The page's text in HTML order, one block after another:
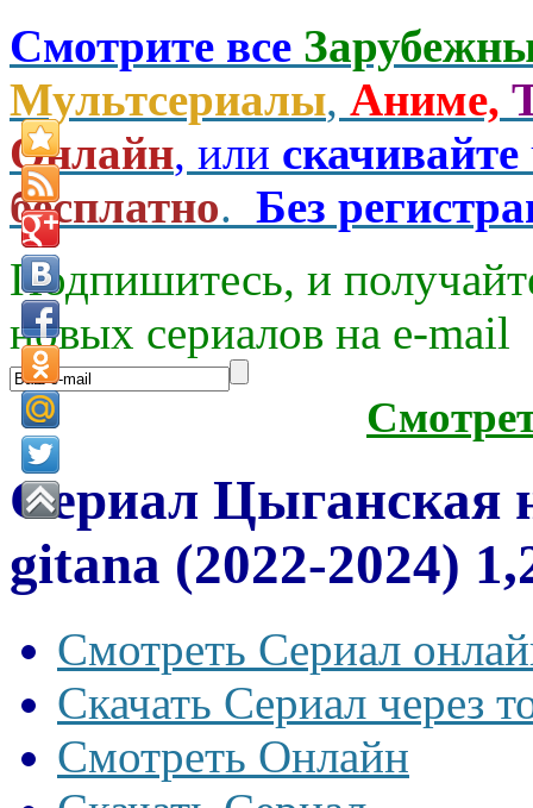
Смотрите все
Мультсериалы, Аниме,
Онлайн, или скачивайте
бесплатно. Без
Подпишитесь, и
новых сериалов на e-mаil
Сериал Цыганская
gitana (2022-2024)
Смотреть Сериал
Скачать Сериал через
Смотреть Онлайн